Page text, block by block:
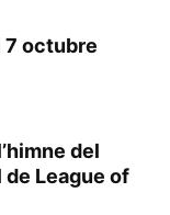
7 octubre
del
League of